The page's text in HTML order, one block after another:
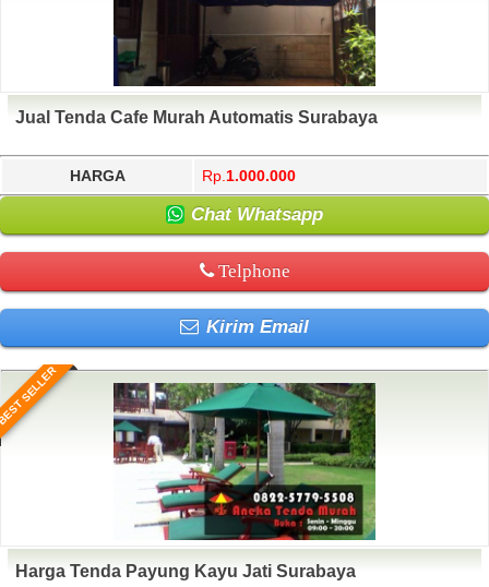
Jual Tenda Cafe Murah Automatis Surabaya
HARGA Rp. 1.000.000
Chat Whatsapp
Telphone
Kirim Email
SELLER
Harga Tenda Payung Kayu Jati Surabaya